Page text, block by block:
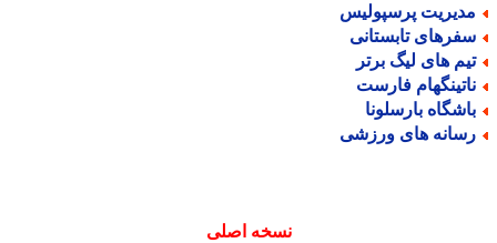
پرسپولیس
تابستانی
های لیگ برتر
فارست
بارسلونا
های ورزشی
نسخه اصلی